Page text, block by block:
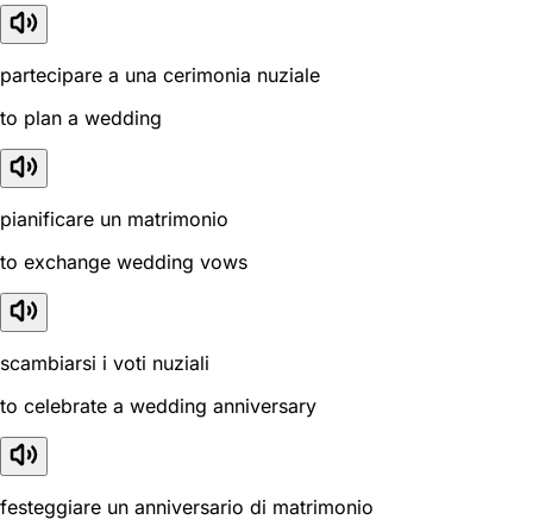
partecipare a una cerimonia nuziale
to plan a wedding
pianificare un matrimonio
to exchange wedding vows
scambiarsi i voti nuziali
to celebrate a wedding anniversary
festeggiare un anniversario di matrimonio